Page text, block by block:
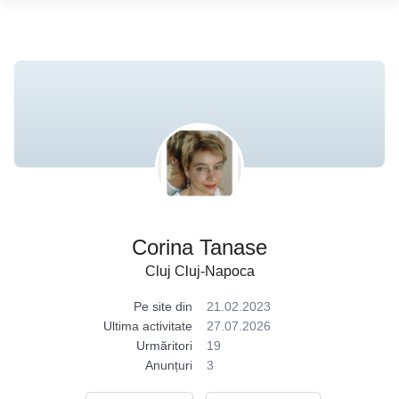
Corina Tanase
Cluj Cluj-Napoca
Pe site din
21.02.2023
Ultima activitate
27.07.2026
Urmăritori
19
Anunțuri
3